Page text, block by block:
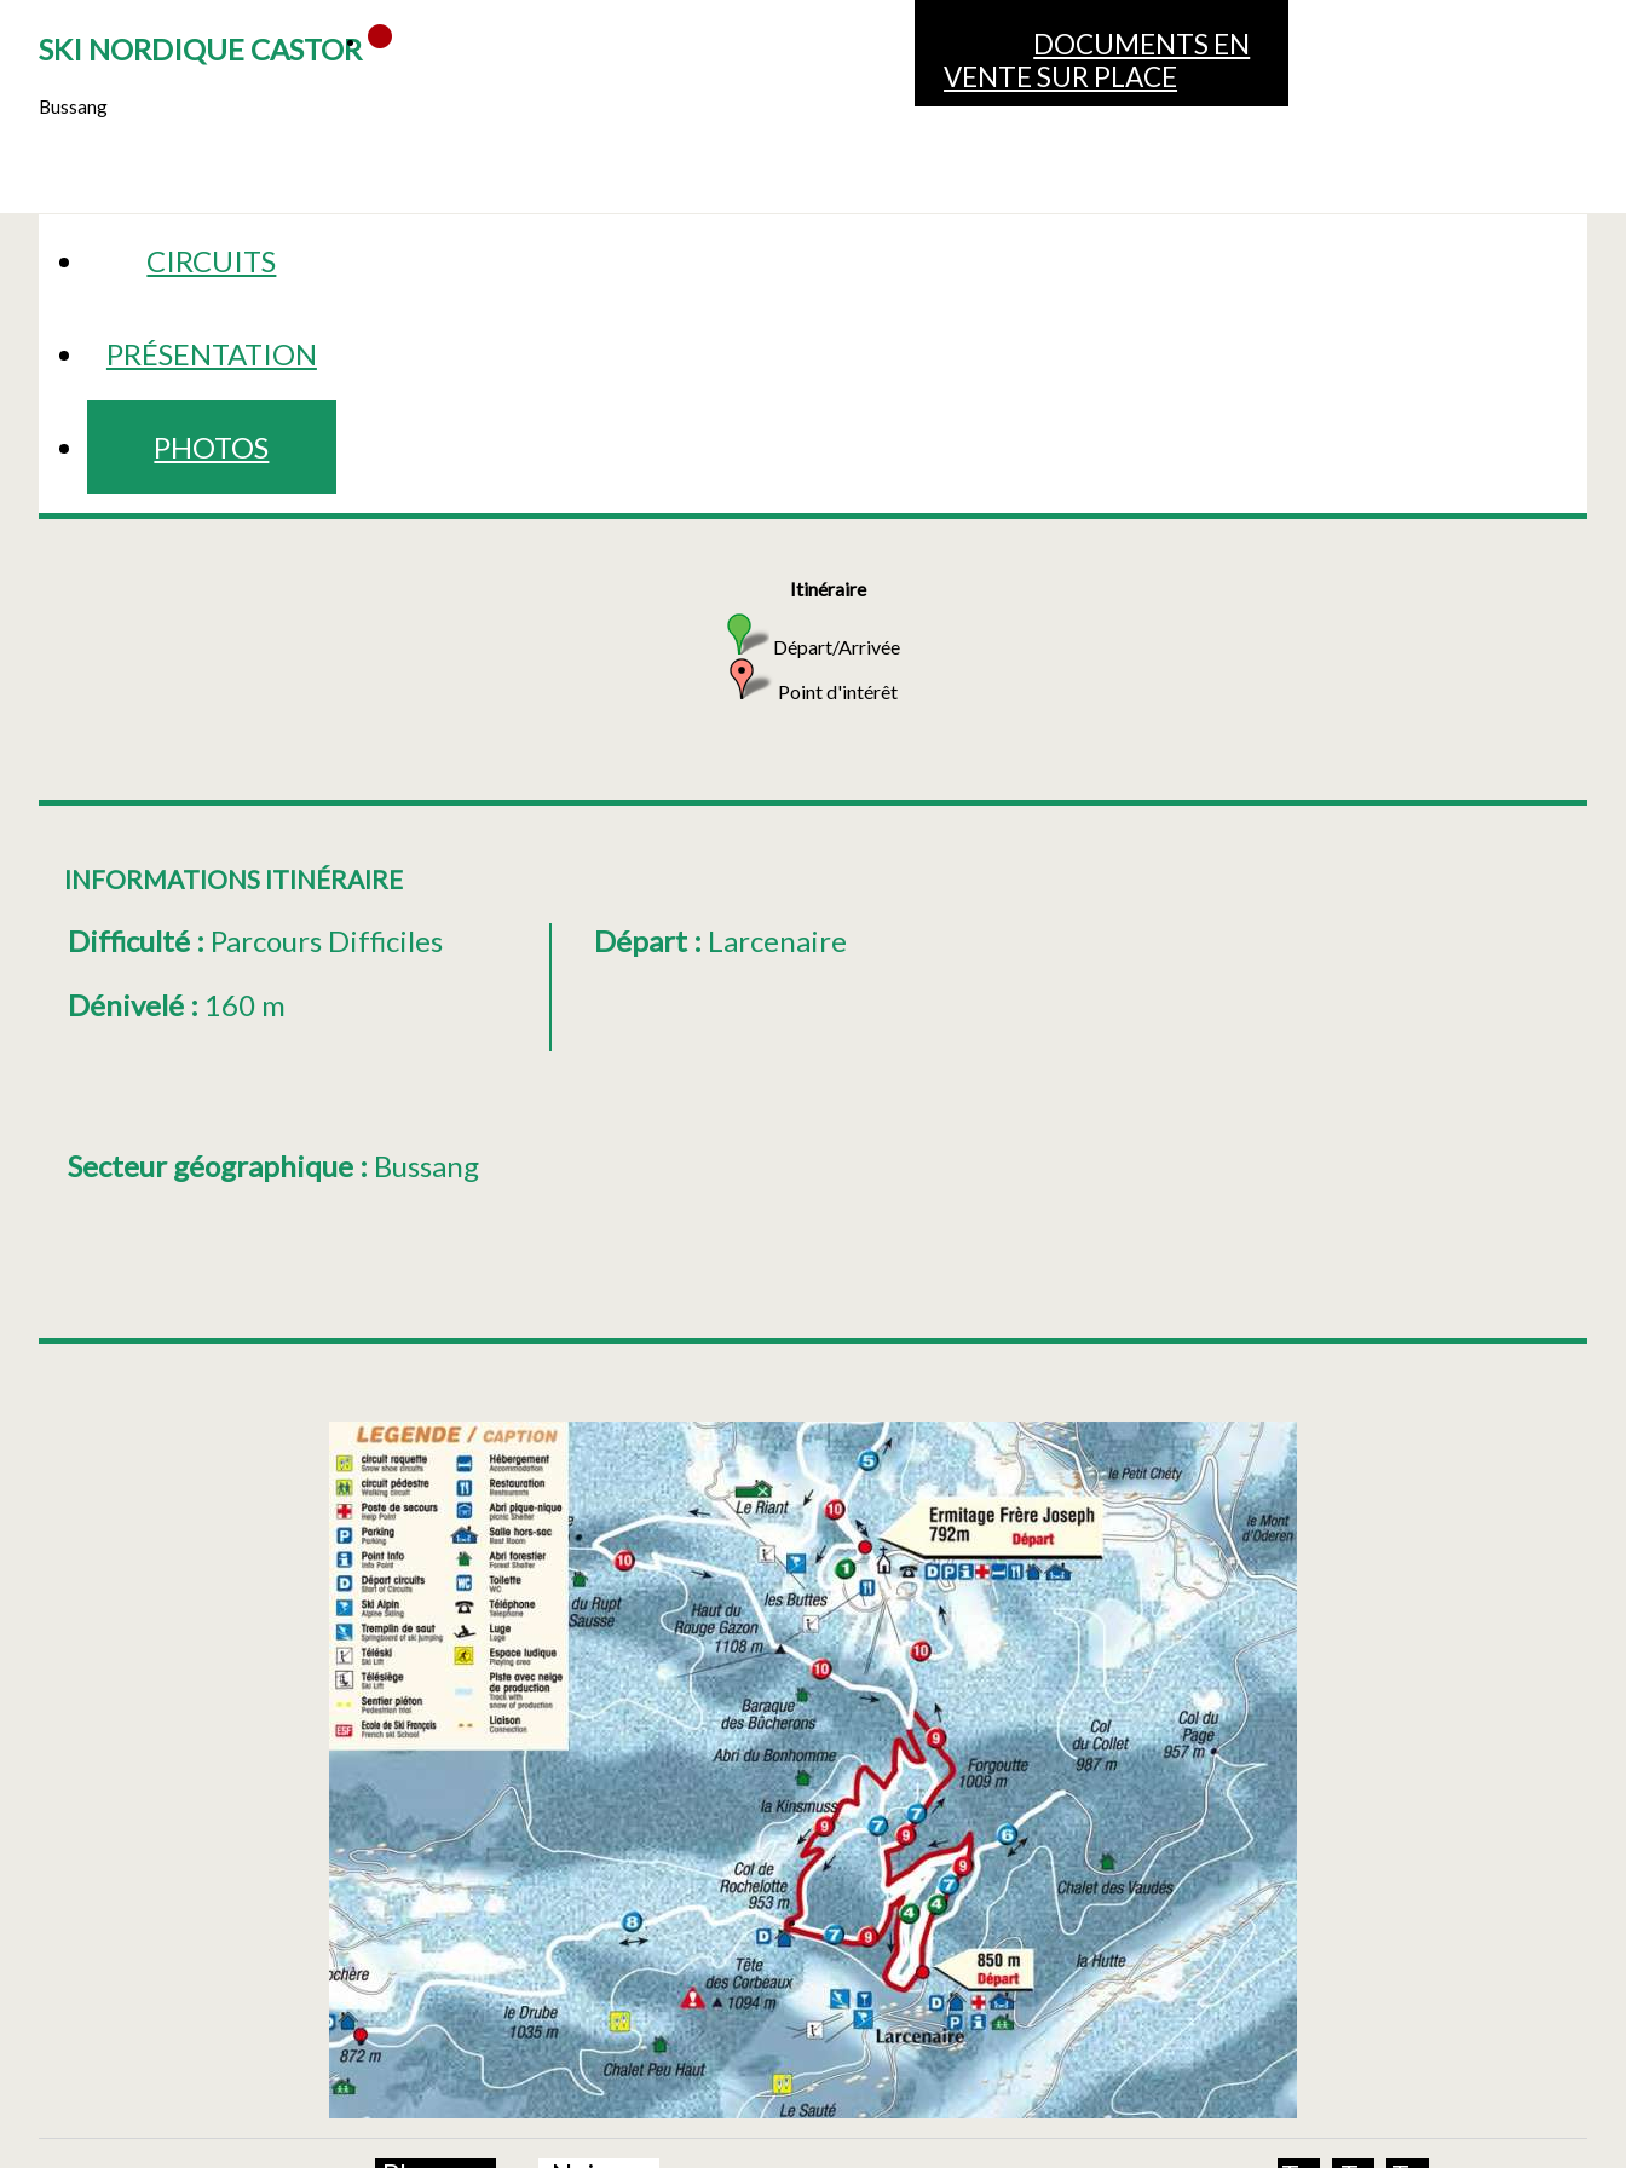
DOCUMENTS EN
VENTE SUR PLACE
SKI NORDIQUE CASTOR
Bussang
CIRCUITS
PRÉSENTATION
PHOTOS
Itinéraire
Départ/Arrivée
Point d'intérêt
INFORMATIONS ITINÉRAIRE
Difficulté : Parcours Difficiles
Dénivelé : 160 m
Départ : Larcenaire
Secteur géographique : Bussang